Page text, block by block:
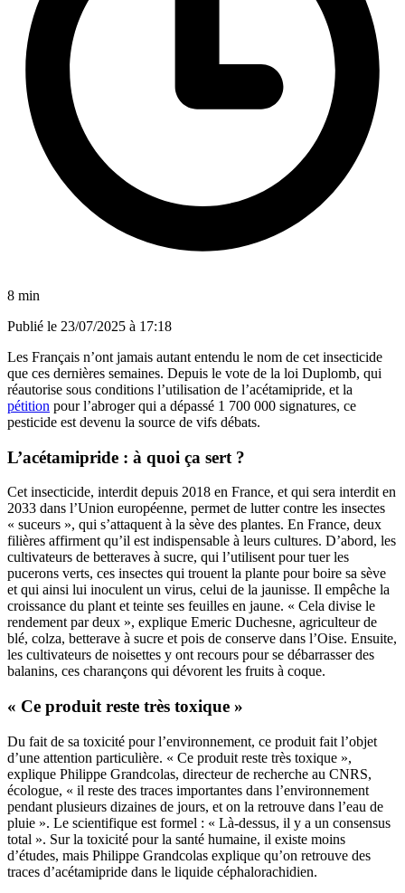
8 min
Publié le 23/07/2025 à 17:18
Les Français n’ont jamais autant entendu le nom de cet insecticide
que ces dernières semaines. Depuis le vote de la loi Duplomb, qui
réautorise sous conditions l’utilisation de l’acétamipride, et la
pétition pour l’abroger qui a dépassé 1 700 000 signatures, ce
pesticide est devenu la source de vifs débats.
L’acétamipride : à quoi ça sert ?
Cet insecticide, interdit depuis 2018 en France, et qui sera interdit en
2033 dans l’Union européenne, permet de lutter contre les insectes
« suceurs », qui s’attaquent à la sève des plantes. En France, deux
filières affirment qu’il est indispensable à leurs cultures. D’abord, les
cultivateurs de betteraves à sucre, qui l’utilisent pour tuer les
pucerons verts, ces insectes qui trouent la plante pour boire sa sève
et qui ainsi lui inoculent un virus, celui de la jaunisse. Il empêche la
croissance du plant et teinte ses feuilles en jaune. « Cela divise le
rendement par deux », explique Emeric Duchesne, agriculteur de
blé, colza, betterave à sucre et pois de conserve dans l’Oise. Ensuite,
les cultivateurs de noisettes y ont recours pour se débarrasser des
balanins, ces charançons qui dévorent les fruits à coque.
« Ce produit reste très toxique »
Du fait de sa toxicité pour l’environnement, ce produit fait l’objet
d’une attention particulière. « Ce produit reste très toxique »,
explique Philippe Grandcolas, directeur de recherche au CNRS,
écologue, « il reste des traces importantes dans l’environnement
pendant plusieurs dizaines de jours, et on la retrouve dans l’eau de
pluie ». Le scientifique est formel : « Là-dessus, il y a un consensus
total ». Sur la toxicité pour la santé humaine, il existe moins
d’études, mais Philippe Grandcolas explique qu’on retrouve des
traces d’acétamipride dans le liquide céphalorachidien.